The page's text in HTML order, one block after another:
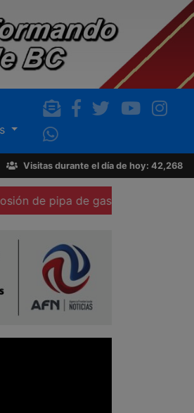
Visitas durante el día de hoy: 42,268
gas LP deja al menos 20